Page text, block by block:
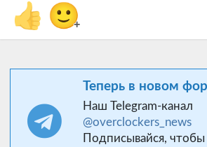
👍 🙂+
Теперь в новом
Наш Telegram-канал
@overclockers_news
Подписывайся, чтобы